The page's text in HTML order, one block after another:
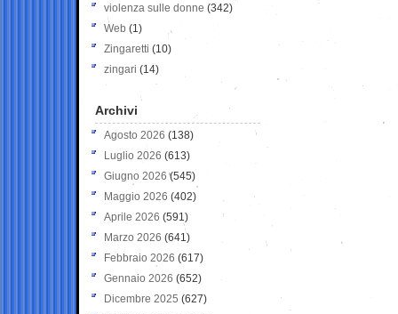
violenza sulle donne (342)
Web (1)
Zingaretti (10)
zingari (14)
Archivi
Agosto 2026 (138)
Luglio 2026 (613)
Giugno 2026 (545)
Maggio 2026 (402)
Aprile 2026 (591)
Marzo 2026 (641)
Febbraio 2026 (617)
Gennaio 2026 (652)
Dicembre 2025 (627)